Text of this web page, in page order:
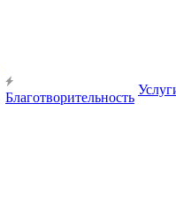
Благотворительность